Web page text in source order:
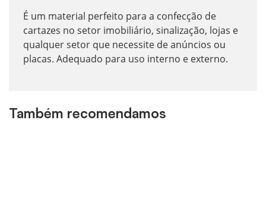
É um material perfeito para a confecção de
cartazes no setor imobiliário, sinalização, lojas e
qualquer setor que necessite de anúncios ou
placas. Adequado para uso interno e externo.
Também recomendamos